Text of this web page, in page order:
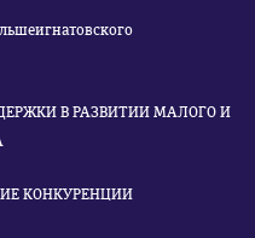
В РАЗВИТИИ МАЛОГО И
КОНКУРЕНЦИИ